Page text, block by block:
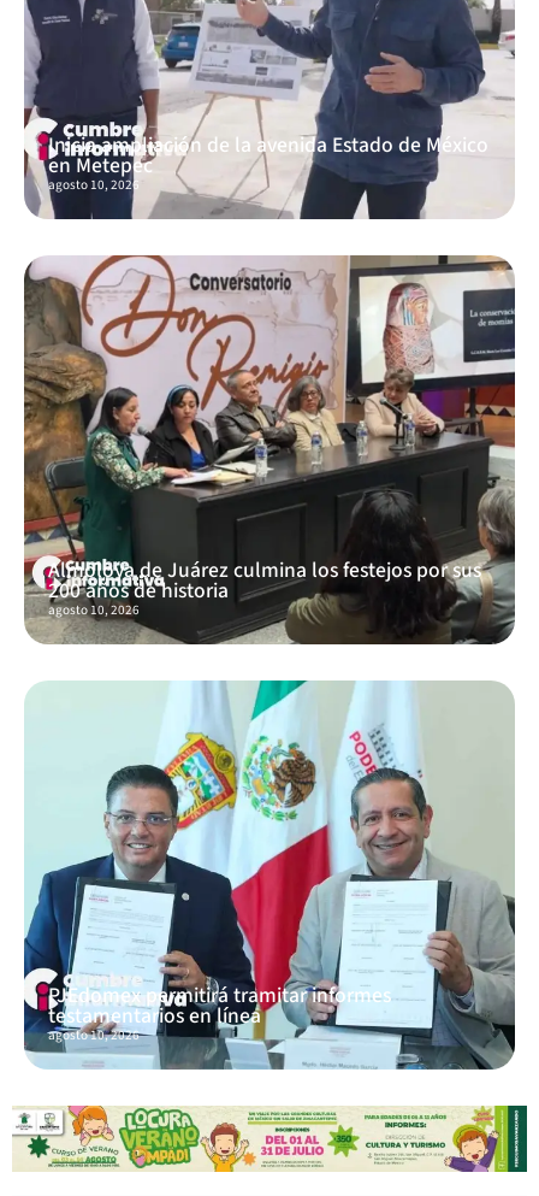
Inicia ampliación de la avenida Estado de México
en Metepec
agosto 10, 2026
Almoloya de Juárez culmina los festejos por sus
200 años de historia
agosto 10, 2026
PJEdomex permitirá tramitar informes
testamentarios en línea
agosto 10, 2026